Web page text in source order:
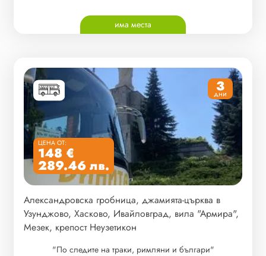
има места
3
дни
ЦЕНА ОТ:
148 €
289.46 лв.
Александровска гробница, джамията-църква в
Узунджово, Хасково, Ивайловград, вила "Армира",
Мезек, крепост Неузетикон
"По следите на траки, римляни и българи"